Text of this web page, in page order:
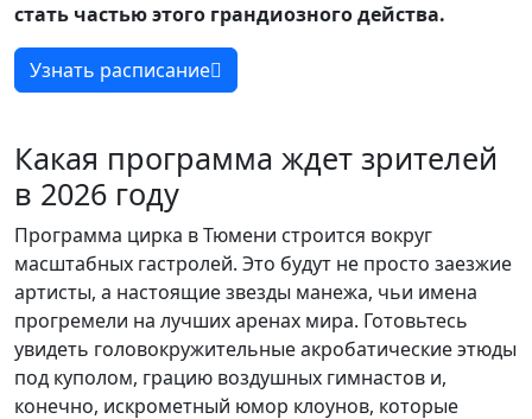
стать частью этого грандиозного действа.
Узнать расписание
Какая программа ждет зрителей
в 2026 году
Программа цирка в Тюмени строится вокруг
масштабных гастролей. Это будут не просто заезжие
артисты, а настоящие звезды манежа, чьи имена
прогремели на лучших аренах мира. Готовьтесь
увидеть головокружительные акробатические этюды
под куполом, грацию воздушных гимнастов и,
конечно, искрометный юмор клоунов, которые